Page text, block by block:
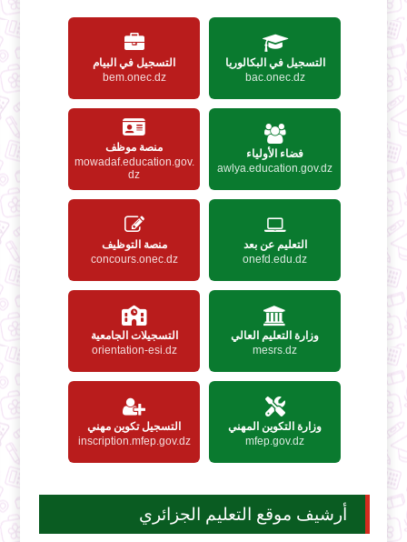
التسجيل في البكالوريا
bac.onec.dz
التسجيل في البيام
bem.onec.dz
فضاء الأولياء
awlya.education.gov.dz
منصة موظف
mowadaf.education.gov.
dz
التعليم عن بعد
onefd.edu.dz
منصة التوظيف
concours.onec.dz
وزارة التعليم العالي
mesrs.dz
التسجيلات الجامعية
orientation-esi.dz
وزارة التكوين المهني
mfep.gov.dz
التسجيل تكوين مهني
inscription.mfep.gov.dz
أرشيف موقع التعليم الجزائري